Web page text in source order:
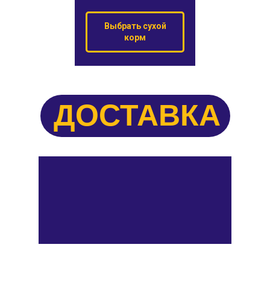
Выбрать сухой
корм
ДОСТАВКА